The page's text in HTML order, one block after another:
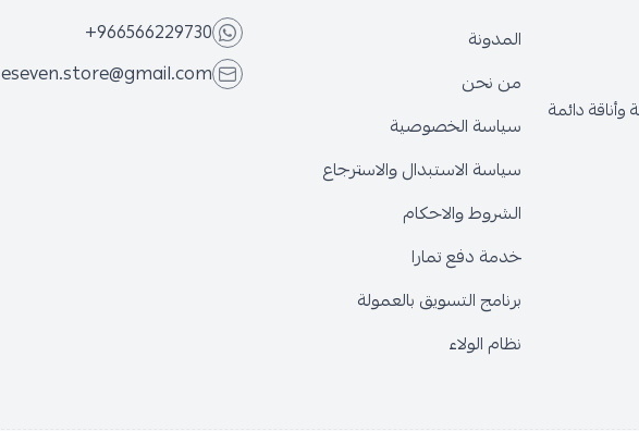
دائمة
المدونة
من نحن
سياسة الخصوصية
سياسة الاستبدال والاسترجاع
الشروط والاحكام
خدمة دفع تمارا
برنامج التسويق بالعمولة
نظام الولاء
+966566229730
eseven.store@gmail.com